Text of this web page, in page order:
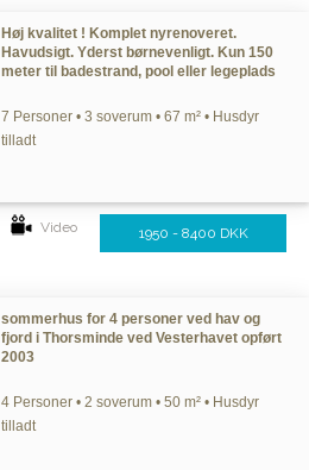
Høj kvalitet ! Komplet nyrenoveret.
Havudsigt. Yderst børnevenligt. Kun 150
meter til badestrand, pool eller legeplads
7 Personer • 3 soverum • 67 m² • Husdyr
tilladt
Video 1950 - 8400 DKK
sommerhus for 4 personer ved hav og
fjord i Thorsminde ved Vesterhavet opført
2003
4 Personer • 2 soverum • 50 m² • Husdyr
tilladt